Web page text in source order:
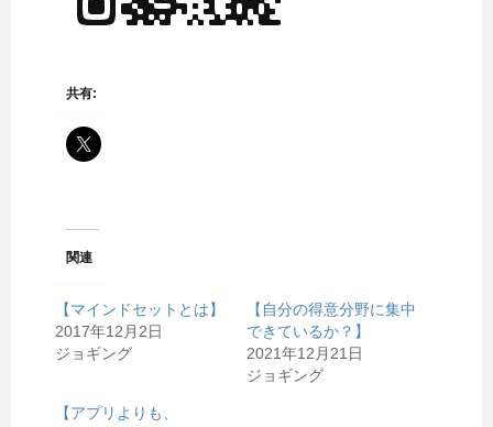
共有:
関連
【マインドセットとは】
2017年12月2日
ジョギング
【自分の得意分野に集中
できているか？】
2021年12月21日
ジョギング
【アプリよりも、